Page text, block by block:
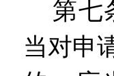
第七
当对申